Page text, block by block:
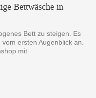
Bettwäsche in
Bett zu steigen. Es
ersten Augenblick an.
mit